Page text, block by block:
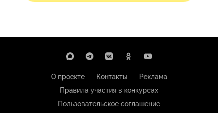
О проекте Контакты
Реклама
Правила участия в конкурсах
Пользовательское соглашение